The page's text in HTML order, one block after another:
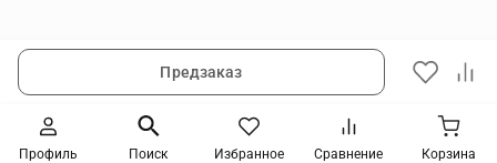
Предзаказ
Следите за новинками и акциями
Профиль Поиск Избранное Сравнение Корзина